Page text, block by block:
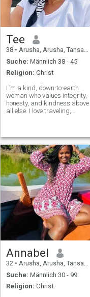
Tee
38 • Arusha, Arusha, Tansania
Suche: Männlich 38 - 45
Religion: Christ
I ’m a kind, down-to-earth
woman who values integrity,
honesty, and kindness above
all else. I love traveling,
meaningful life. While I’m
open-minded and
adventurous, my Chr
Annabel
32 • Arusha, Arusha, Tansania
Suche: Männlich 30 - 99
Religion: Christ